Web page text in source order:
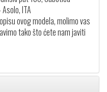
ITA
ovog modela, molimo vas
tako što ćete nam javiti